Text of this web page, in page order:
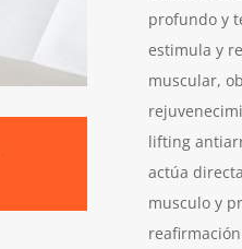
profundo y
estimula y
muscular,
lifting
actúa
musculo y